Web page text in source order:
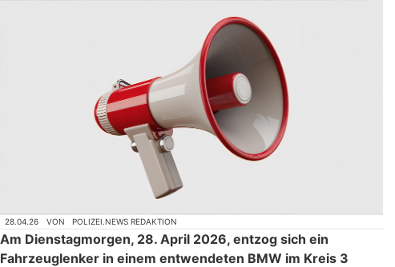
28.04.26 VON POLIZEI.NEWS REDAKTION
Am Dienstagmorgen, 28. April 2026, entzog sich ein
Fahrzeuglenker in einem entwendeten BMW im Kreis 3